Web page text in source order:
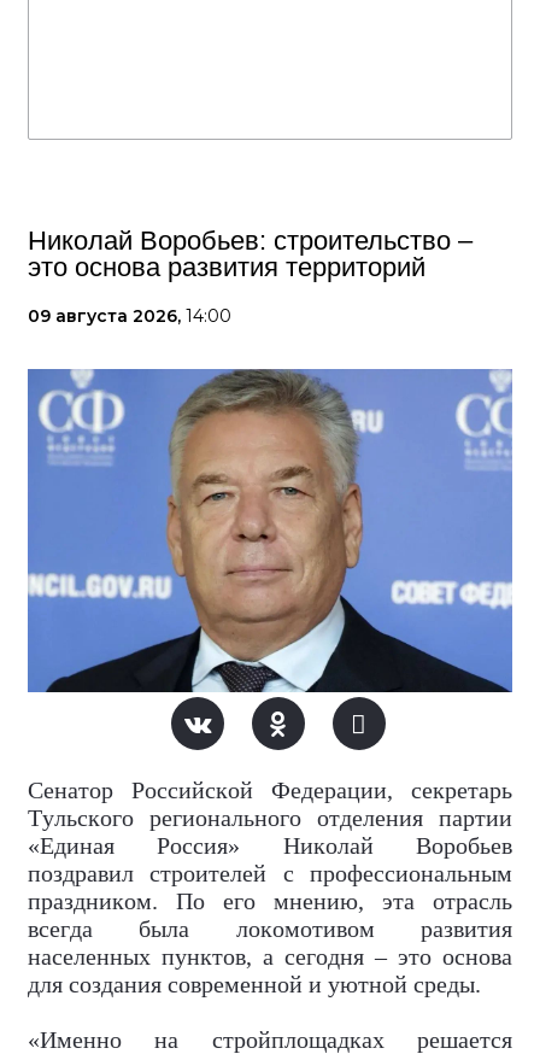
Николай Воробьев: строительство –
это основа развития территорий
09 августа 2026, 14:00
Сенатор Российской Федерации, секретарь
Тульского регионального отделения партии
«Единая Россия» Николай Воробьев
поздравил строителей с профессиональным
праздником. По его мнению, эта отрасль
всегда была локомотивом развития
населенных пунктов, а сегодня – это основа
для создания современной и уютной среды.
«Именно на стройплощадках решается